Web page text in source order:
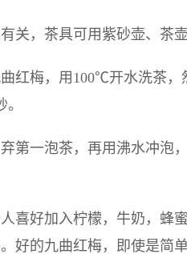
关，茶具可用紫砂壶、茶
红梅，用100℃开水洗茶
第一泡茶，再用沸水冲泡
喜好加入柠檬，牛奶，蜂
好的九曲红梅，即使是简